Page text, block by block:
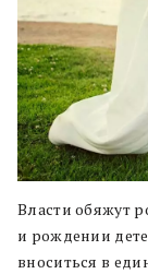
Власти обяжут
и рождении
вноситься в